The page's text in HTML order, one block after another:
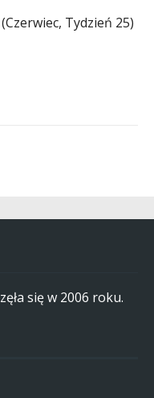
Tydzień 25)
się w 2006 roku.